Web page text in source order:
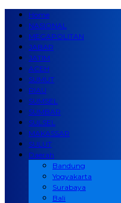
Home
NASIONAL
MEGAPOLITAN
JABAR
JATIM
ACEH
SUMUT
RIAU
SUMSEL
SUMBAR
SULSEL
MAKASSAR
SULUT
Daerah
Bandung
Yogyakarta
Surabaya
Bali